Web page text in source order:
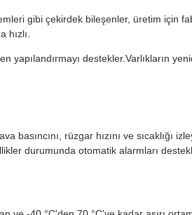
gibi çekirdek bileşenler, üretim için
destekler.Varlıkların
rüzgar hızını ve sıcaklığı
durumunda otomatik alarmları